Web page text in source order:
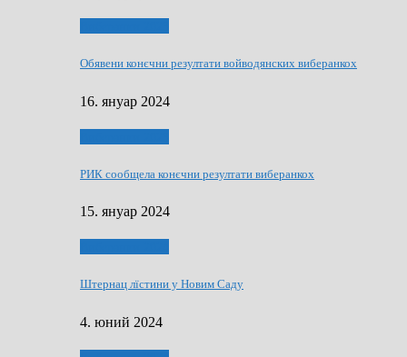
Обявени конєчни резултати войводянских виберанкох
16. януар 2024
РИК сообщела конєчни резултати виберанкох
15. януар 2024
Штернац лїстини у Новим Саду
4. юний 2024